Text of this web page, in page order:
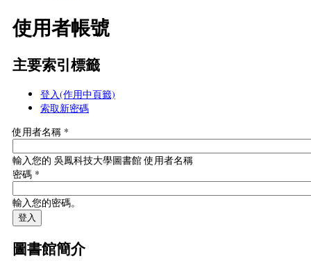
使用者帳號
主要索引標籤
登入(作用中頁籤)
索取新密碼
使用者名稱 *
輸入您的 吳鳳科技大學圖書館 使用者名稱
密碼 *
輸入您的密碼。
圖書館簡介